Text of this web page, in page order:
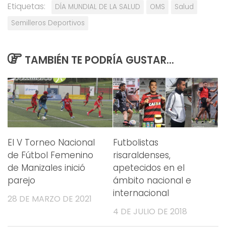
Etiquetas: DÍA MUNDIAL DE LA SALUD OMS
Salud
Semilleros Deportivos
TAMBIÉN TE PODRÍA GUSTAR...
El V Torneo Nacional
de Fútbol Femenino
de Manizales inició
parejo
28 DE MARZO DE 2021
Futbolistas
risaraldenses,
apetecidos en el
ámbito nacional e
internacional
4 DE JULIO DE 2018